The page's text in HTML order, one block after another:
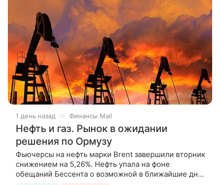
1 день назад Финансы Mail
Нефть и газ. Рынок в ожидании
решения по Ормузу
Фьючерсы на нефть марки Brent завершили вторник
снижением на 5,26%. Нефть упала на фоне
обещаний Бессента о возможной в ближайшие дни